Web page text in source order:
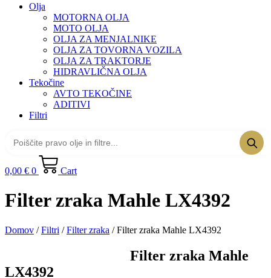
Olja
MOTORNA OLJA
MOTO OLJA
OLJA ZA MENJALNIKE
OLJA ZA TOVORNA VOZILA
OLJA ZA TRAKTORJE
HIDRAVLIČNA OLJA
Tekočine
AVTO TEKOČINE
ADITIVI
Filtri
0,00 € 0 Cart
Filter zraka Mahle LX4392
Domov /Filtri /Filter zraka / Filter zraka Mahle LX4392
Filter zraka Mahle
LX4392